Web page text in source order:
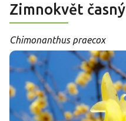
Zimnokvět časný
Chimonanthus praecox